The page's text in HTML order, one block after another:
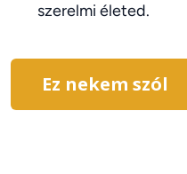
szerelmi életed.
Ez nekem szól